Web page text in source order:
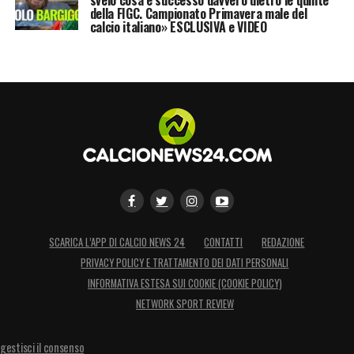
esplorativo, senza passi concreti né
trattative avviate. Ma il semplice interesse
scenario di mercato attorno a uno dei
portieri più forti d’Europa.
LA PLAYLIST DELLE NOSTRE TOP NEWS
della FIGC. Campionato Primavera male del
calcio italiano» ESCLUSIVA e VIDEO
SCARICA L’APP DI CALCIO NEWS 24 CONTATTI
REDAZIONE
PRIVACY POLICY E TRATTAMENTO DEI DATI PERSONALI
INFORMATIVA ESTESA SUI COOKIE (COOKIE POLICY)
NETWORK SPORT REVIEW
gestisci il consenso